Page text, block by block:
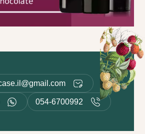
054-6700992